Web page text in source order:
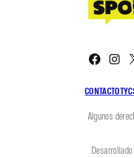
CONTACTOTYC
Algunos